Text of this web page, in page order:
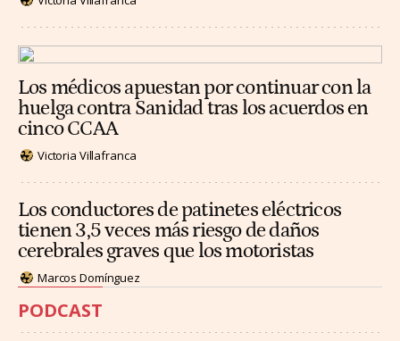
Los médicos apuestan por continuar con la
huelga contra Sanidad tras los acuerdos en
cinco CCAA
Victoria Villafranca
Los conductores de patinetes eléctricos
tienen 3,5 veces más riesgo de daños
cerebrales graves que los motoristas
Marcos Domínguez
PODCAST